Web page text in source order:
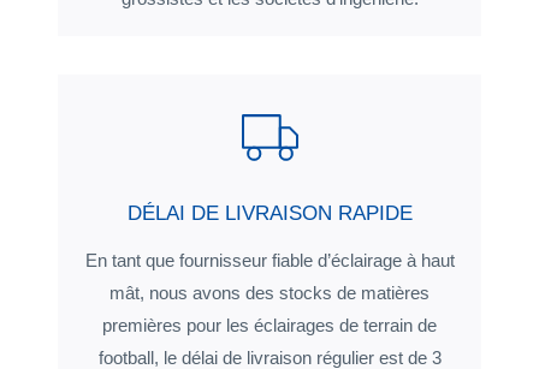
DÉLAI DE LIVRAISON RAPIDE
En tant que fournisseur fiable d’éclairage à haut
mât, nous avons des stocks de matières
premières pour les éclairages de terrain de
football, le délai de livraison régulier est de 3